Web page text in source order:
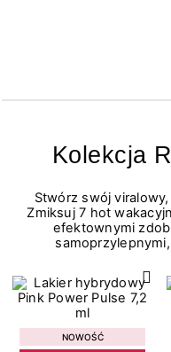
Kolekcja
Stwórz swój
Zmiksuj 7 hot
efektownymi
NOWOŚĆ